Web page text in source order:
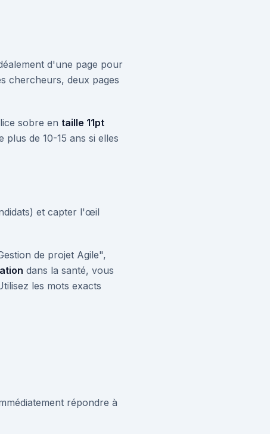
d'une page pour
chercheurs, deux pages
sobre en taille 11pt
plus de 10-15 ans si elles
et capter l'œil
de projet Agile",
dans la santé, vous
les mots exacts
répondre à